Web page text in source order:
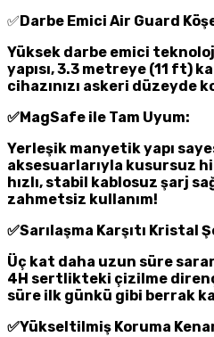
✅ Darbe Emici Air Guard
Yüksek darbe emici
yapısı, 3.3 metreye (11 ft)
cihazınızı askeri düzeyde
✅MagSafe ile Tam Uyum:
Yerleşik manyetik yapı
aksesuarlarıyla kusursuz
hızlı, stabil kablosuz şarj
zahmetsiz kullanım!
✅Sarılaşma Karşıtı Kristal
Üç kat daha uzun süre
4H sertlikteki çizilme
süre ilk günkü gibi berrak
✅Yükseltilmiş Koruma